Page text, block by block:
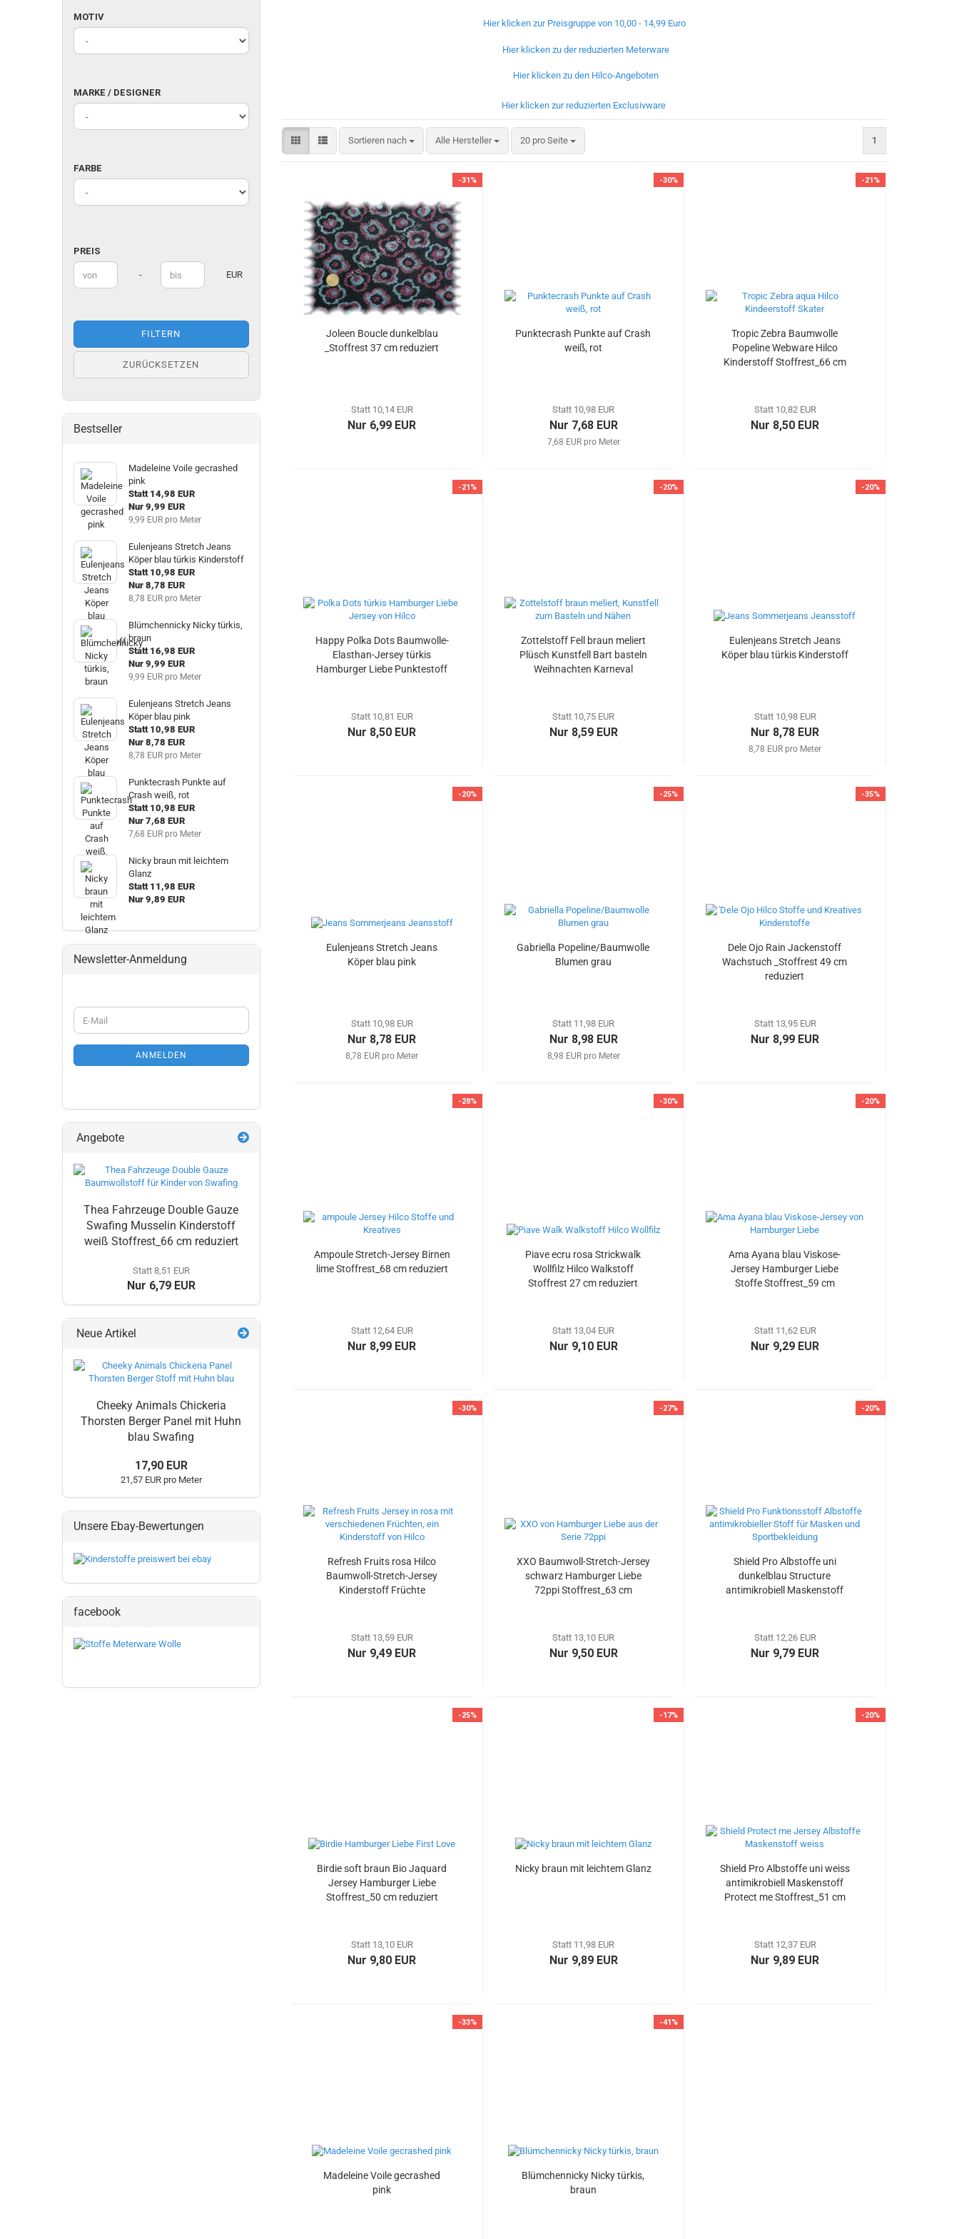
Hier klicken zur Preisgruppe von 10,00 - 14,99 Euro
Hier klicken zu der reduzierten Meterware
Hier klicken zu den Hilco-Angeboten
Hier klicken zur reduzierten Exclusivware
Sortieren nach
Sortieren nach Alle Hersteller 20 pro Seite
pro Seite 1
-31%
Joleen Boucle dunkelblau
_Stoffrest 37 cm reduziert
Statt 10,14 EUR
Nur 6,99 EUR
-30%
Punktecrash Punkte auf Crash
weiß, rot
Statt 10,98 EUR
Nur 7,68 EUR
7,68 EUR pro Meter
-21%
Tropic Zebra Baumwolle
Popeline Webware Hilco
Kinderstoff Stoffrest_66 cm
Statt 10,82 EUR
Nur 8,50 EUR
-21%
Happy Polka Dots Baumwolle-
Elasthan-Jersey türkis
Hamburger Liebe Punktestoff
Statt 10,81 EUR
Nur 8,50 EUR
-20%
Zottelstoff Fell braun meliert
Plüsch Kunstfell Bart basteln
Weihnachten Karneval
Statt 10,75 EUR
Nur 8,59 EUR
-20%
Eulenjeans Stretch Jeans
Köper blau türkis Kinderstoff
Statt 10,98 EUR
Nur 8,78 EUR
8,78 EUR pro Meter
-20%
Eulenjeans Stretch Jeans
Köper blau pink
Statt 10,98 EUR
Nur 8,78 EUR
8,78 EUR pro Meter
-25%
Gabriella Popeline/Baumwolle
Blumen grau
Statt 11,98 EUR
Nur 8,98 EUR
8,98 EUR pro Meter
-35%
Dele Ojo Rain Jackenstoff
Wachstuch _Stoffrest 49 cm
reduziert
Statt 13,95 EUR
Nur 8,99 EUR
-28%
Ampoule Stretch-Jersey Birnen
lime Stoffrest_68 cm reduziert
Statt 12,64 EUR
Nur 8,99 EUR
-30%
Piave ecru rosa Strickwalk
Wollfilz Hilco Walkstoff
Stoffrest 27 cm reduziert
Statt 13,04 EUR
Nur 9,10 EUR
-20%
Ama Ayana blau Viskose-
Jersey Hamburger Liebe
Stoffe Stoffrest_59 cm
Statt 11,62 EUR
Nur 9,29 EUR
-30%
Refresh Fruits rosa Hilco
Baumwoll-Stretch-Jersey
Kinderstoff Früchte
Statt 13,59 EUR
Nur 9,49 EUR
-27%
XXO Baumwoll-Stretch-Jersey
schwarz Hamburger Liebe
72ppi Stoffrest_63 cm
Statt 13,10 EUR
Nur 9,50 EUR
-20%
Shield Pro Albstoffe uni
dunkelblau Structure
antimikrobiell Maskenstoff
Statt 12,26 EUR
Nur 9,79 EUR
-25%
Birdie soft braun Bio Jaquard
Jersey Hamburger Liebe
Stoffrest_50 cm reduziert
Statt 13,10 EUR
Nur 9,80 EUR
-17%
Nicky braun mit leichtem Glanz
Statt 11,98 EUR
Nur 9,89 EUR
-20%
Shield Pro Albstoffe uni weiss
antimikrobiell Maskenstoff
Protect me Stoffrest_51 cm
Statt 12,37 EUR
Nur 9,89 EUR
-33%
Madeleine Voile gecrashed
pink
-41%
Blümchennicky Nicky türkis,
braun
MOTIV
MOTIV
MARKE
/
DESIGNER
MARKE / DESIGNER
FARBE
FARBE
PREIS
Preis bis - EUR
FILTERN
ZURÜCKSETZEN
Bestseller
Madeleine Voile gecrashed
pink
Statt 14,98 EUR
Nur 9,99 EUR
9,99 EUR pro Meter
Eulenjeans Stretch Jeans
Köper blau türkis Kinderstoff
Statt 10,98 EUR
Nur 8,78 EUR
8,78 EUR pro Meter
Blümchennicky Nicky türkis,
braun
Statt 16,98 EUR
Nur 9,99 EUR
9,99 EUR pro Meter
Eulenjeans Stretch Jeans
Köper blau pink
Statt 10,98 EUR
Nur 8,78 EUR
8,78 EUR pro Meter
Punktecrash Punkte auf
Crash weiß, rot
Statt 10,98 EUR
Nur 7,68 EUR
7,68 EUR pro Meter
Nicky braun mit leichtem
Glanz
Statt 11,98 EUR
Nur 9,89 EUR
Newsletter-Anmeldung
WEITER
ZUR
ANMELDUNG
E-
Mail
ANMELDEN
Angebote
Thea Fahrzeuge Double Gauze
Swafing Musselin Kinderstoff
weiß Stoffrest_66 cm reduziert
Statt 8,51 EUR
Nur 6,79 EUR
Neue Artikel
Cheeky Animals Chickeria
Thorsten Berger Panel mit Huhn
blau Swafing
17,90 EUR
21,57 EUR pro Meter
Unsere Ebay-Bewertungen
facebook